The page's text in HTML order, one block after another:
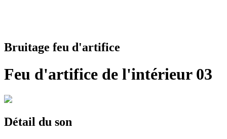
Bruitage feu d'artifice
Feu d'artifice de l'intérieur 03
Détail du son